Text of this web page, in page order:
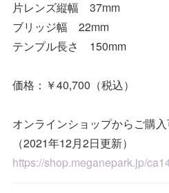
片レンズ縦幅 37mm
ブリッジ幅 22mm
テンプル長さ 150mm
価格：￥40,700（税込）
オンラインショップからご購入
（2021年12月2日更新）
https://shop.meganepark.jp/